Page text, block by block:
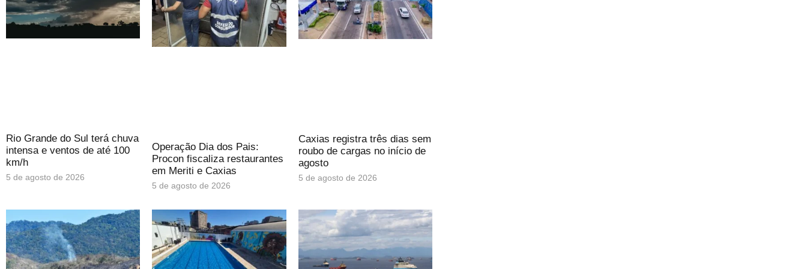
Rio Grande do Sul terá chuva
intensa e ventos de até 100
km/h
5 de agosto de 2026
Operação Dia dos Pais:
Procon fiscaliza restaurantes
em Meriti e Caxias
5 de agosto de 2026
Caxias registra três dias sem
roubo de cargas no início de
agosto
5 de agosto de 2026